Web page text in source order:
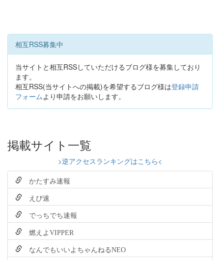
相互RSS募集中
当サイトと相互RSSしていただけるブログ様を募集しており
ます。
相互RSS(当サイトへの掲載)を希望するブログ様は登録申請
フォームより申請をお願いします。
掲載サイト一覧
>逆アクセスランキングはこちら<
かたすみ速報
えび速
でっちでち速報
燃えよVIPPER
なんでもいいよちゃんねるNEO